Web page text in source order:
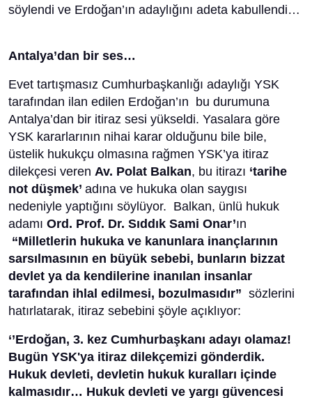
söylendi ve Erdoğan’ın adaylığını adeta kabullendi…
Antalya’dan bir ses…
Evet tartışmasız Cumhurbaşkanlığı adaylığı YSK
tarafından ilan edilen Erdoğan’ın bu durumuna
Antalya’dan bir itiraz sesi yükseldi. Yasalara göre
YSK kararlarının nihai karar olduğunu bile bile,
üstelik hukukçu olmasına rağmen YSK’ya itiraz
dilekçesi veren Av. Polat Balkan, bu itirazı ‘tarihe
not düşmek’ adına ve hukuka olan saygısı
nedeniyle yaptığını söylüyor. Balkan, ünlü hukuk
adamı Ord. Prof. Dr. Sıddık Sami Onar’ın
“Milletlerin hukuka ve kanunlara inançlarının
sarsılmasının en büyük sebebi, bunların bizzat
devlet ya da kendilerine inanılan insanlar
tarafından ihlal edilmesi, bozulmasıdır” sözlerini
hatırlatarak, itiraz sebebini şöyle açıklıyor:
‘’Erdoğan, 3. kez Cumhurbaşkanı adayı olamaz!
Bugün YSK'ya itiraz dilekçemizi gönderdik.
Hukuk devleti, devletin hukuk kuralları içinde
kalmasıdır… Hukuk devleti ve yargı güvencesi